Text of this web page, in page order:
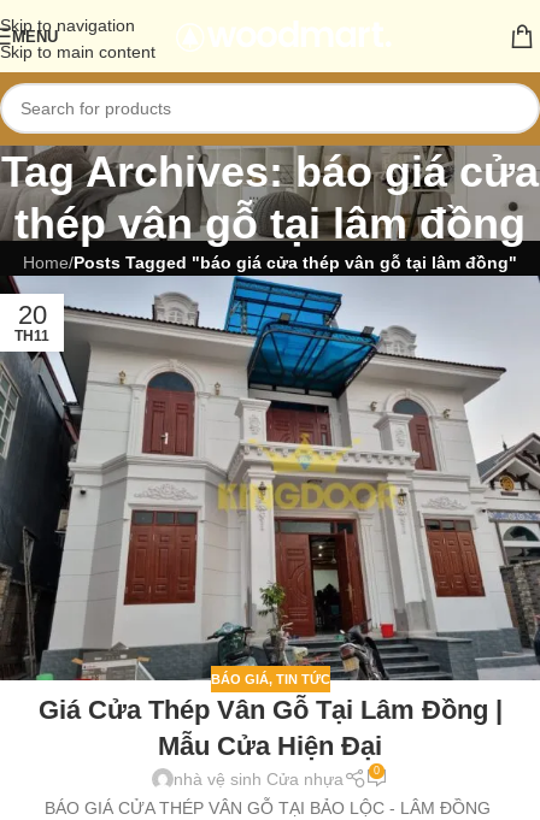
Skip to navigation
Skip to main content
MENU
Tag Archives: báo giá cửa
thép vân gỗ tại lâm đồng
Home/Posts Tagged "báo giá cửa thép vân gỗ tại lâm đồng"
20
TH11
BÁO GIÁ, TIN TỨC
Giá Cửa Thép Vân Gỗ Tại Lâm Đồng |
Mẫu Cửa Hiện Đại
nhà vệ sinh Cửa nhựa 0
BÁO GIÁ CỬA THÉP VÂN GỖ TẠI BẢO LỘC - LÂM ĐỒNG